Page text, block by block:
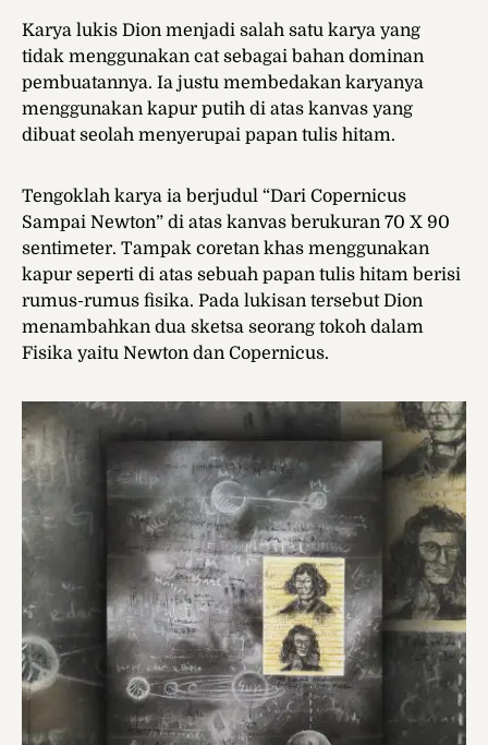
Karya lukis Dion menjadi salah satu karya yang
tidak menggunakan cat sebagai bahan dominan
pembuatannya. Ia justu membedakan karyanya
menggunakan kapur putih di atas kanvas yang
dibuat seolah menyerupai papan tulis hitam.
Tengoklah karya ia berjudul “Dari Copernicus
Sampai Newton” di atas kanvas berukuran 70 X 90
sentimeter. Tampak coretan khas menggunakan
kapur seperti di atas sebuah papan tulis hitam berisi
rumus-rumus fisika. Pada lukisan tersebut Dion
menambahkan dua sketsa seorang tokoh dalam
Fisika yaitu Newton dan Copernicus.